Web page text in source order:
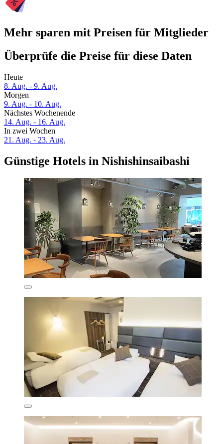
Mehr sparen mit Preisen für Mitglieder
Überprüfe die Preise für diese Daten
Heute
8. Aug. - 9. Aug.
Morgen
9. Aug. - 10. Aug.
Nächstes Wochenende
14. Aug. - 16. Aug.
In zwei Wochen
21. Aug. - 23. Aug.
Günstige Hotels in Nishishinsaibashi